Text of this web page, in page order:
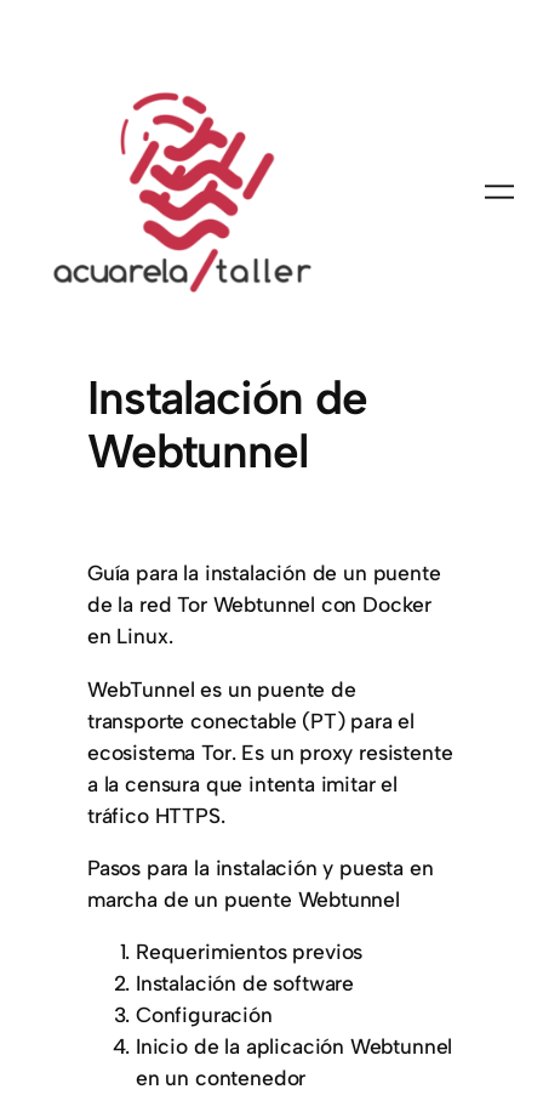
Instalación de
Webtunnel
Guía para la instalación de un puente
de la red Tor Webtunnel con Docker
en Linux.
WebTunnel es un puente de
transporte conectable (PT) para el
ecosistema Tor. Es un proxy resistente
a la censura que intenta imitar el
tráfico HTTPS.
Pasos para la instalación y puesta en
marcha de un puente Webtunnel
Requerimientos previos
Instalación de software
Configuración
Inicio de la aplicación Webtunnel
en un contenedor